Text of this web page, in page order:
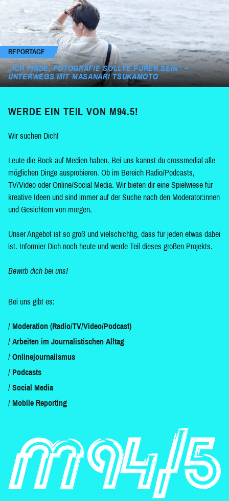
REPORTAGE
„ICH FINDE, FOTOGRAFIE SOLLTE PURER SEIN“ –
UNTERWEGS MIT MASANARI TSUKAMOTO
WERDE EIN TEIL VON M94.5!
Wir suchen Dich!
Leute die Bock auf Medien haben. Bei uns kannst du crossmedial alle
möglichen Dinge ausprobieren. Ob im Bereich Radio/Podcasts,
TV/Video oder Online/Social Media. Wir bieten dir eine Spielwiese für
kreative Ideen und sind immer auf der Suche nach den Moderator:innen
und Gesichtern von morgen.
Unser Angebot ist so groß und vielschichtig, dass für jeden etwas dabei
ist. Informier Dich noch heute und werde Teil dieses großen Projekts.
Bewirb dich bei uns!
Bei uns gibt es:
Moderation (Radio/TV/Video/Podcast)
Arbeiten im Journalistischen Alltag
Onlinejournalismus
Podcasts
Social Media
Mobile Reporting